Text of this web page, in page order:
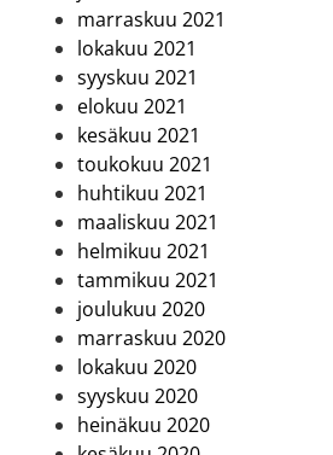
marraskuu 2021
lokakuu 2021
syyskuu 2021
elokuu 2021
kesäkuu 2021
toukokuu 2021
huhtikuu 2021
maaliskuu 2021
helmikuu 2021
tammikuu 2021
joulukuu 2020
marraskuu 2020
lokakuu 2020
syyskuu 2020
heinäkuu 2020